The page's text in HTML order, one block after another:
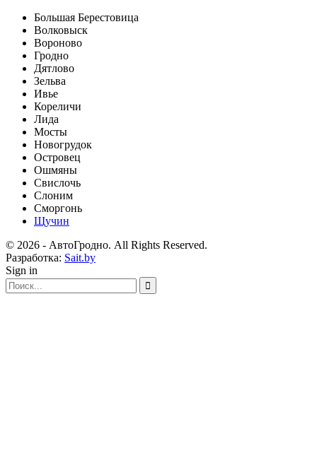
Большая Берестовица
Волковыск
Вороново
Гродно
Дятлово
Зельва
Ивье
Кореличи
Лида
Мосты
Новогрудок
Островец
Ошмяны
Свислочь
Слоним
Сморгонь
Щучин
© 2026 - АвтоГродно. All Rights Reserved.
Разработка: Sait.by
Sign in